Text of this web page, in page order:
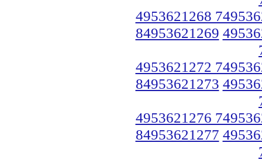
4953621268
84953621269
4953621272
84953621273
4953621276
84953621277